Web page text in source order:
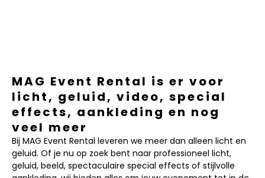
MAG Event Rental is er voor
licht, geluid, video, special
effects, aankleding en nog
veel meer
Bij MAG Event Rental leveren we meer dan alleen licht en
geluid. Of je nu op zoek bent naar professioneel licht,
geluid, beeld, spectaculaire special effects of stijlvolle